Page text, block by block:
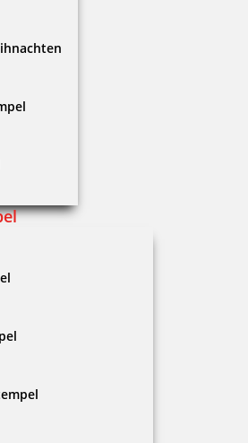
eignet sich perfekt für feine
Dieser Flashstempel hat die
Stempelplatte integriert. Er ist
auf gutes Design legen.